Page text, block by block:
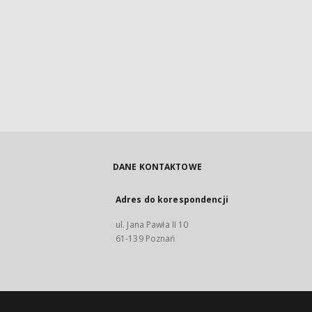
DANE KONTAKTOWE
Adres do korespondencji
ul. Jana Pawła II 10
61-139 Poznań